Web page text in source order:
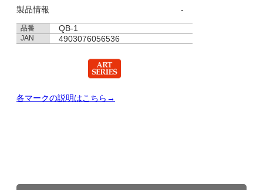
製品情報
品番 QB-1
JAN 4903076056536
各マークの説明はこちら→